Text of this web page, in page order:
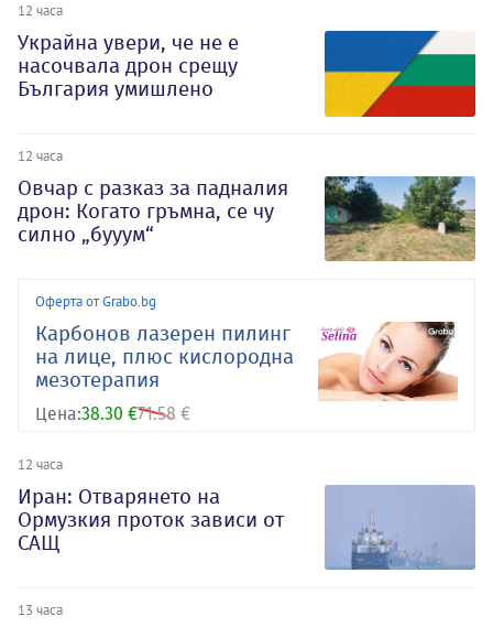
12 часа
Украйна увери, че не е
насочвала дрон срещу
България умишлено
12 часа
Овчар с разказ за падналия
дрон: Когато гръмна, се чу
силно „бууум“
Оферта от Grabo.bg
Карбонов лазерен пилинг
на лице, плюс кислородна
мезотерапия
Цена:38.30 €71.58 €
12 часа
Иран: Отварянето на
Ормузкия проток зависи от
САЩ
13 часа